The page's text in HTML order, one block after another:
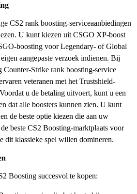
CS2 rank boosting-serviceaanbiedingen
U kunt kiezen uit CSGO XP-boost
boosting voor Legendary- of Global
aangepaste verzoek indienen. Bij
Strike rank boosting-service
veteranen met het Trustshield-
u de betaling uitvoert, kunt u een
dat alle boosters kunnen zien. U kunt
de beste optie kiezen die aan uw
beste CS2 Boosting-marktplaats voor
dit klassieke spel willen domineren.
Boosting succesvol te kopen: